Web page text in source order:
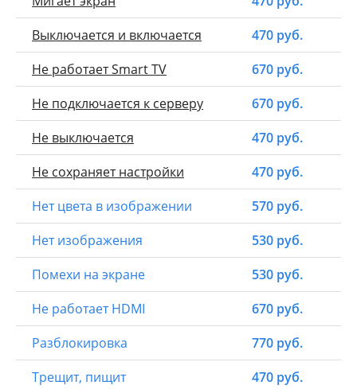
Выключается и включается
470 руб.
Не работает Smart TV
670 руб.
Не подключается к серверу
670 руб.
Не выключается
470 руб.
Не сохраняет настройки
470 руб.
Нет цвета в изображении
570 руб.
Нет изображения
530 руб.
Помехи на экране
530 руб.
Не работает HDMI
670 руб.
Разблокировка
770 руб.
Трещит, пищит
470 руб.